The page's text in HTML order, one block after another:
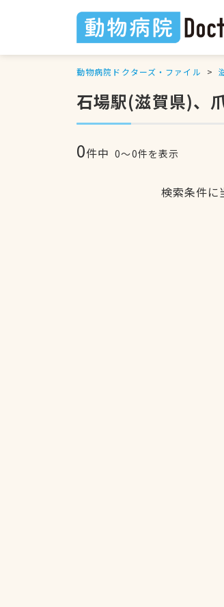
動物病院ドクターズ・ファイル
石場駅(滋賀県)、
0件中 0〜0件を表示
検索条件に